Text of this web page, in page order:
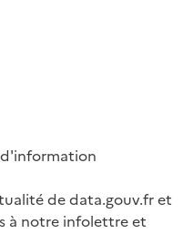
de data.gouv.fr et
à notre infolettre et